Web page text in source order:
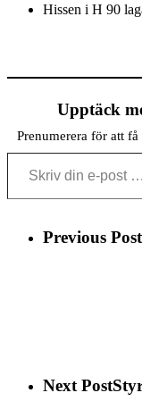
Hissen i H 90
Upptäck
Prenumerera för att
Skriv din e-post …
Previous Post
Next Post